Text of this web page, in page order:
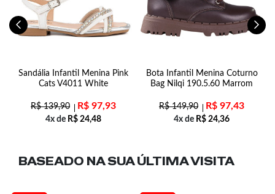
Sandália Infantil Menina Pink
Cats V4011 White
R$139,90 R$ 97,93
4x de R$ 24,48
Bota Infantil Menina Coturno
Bag Nilqi 190.5.60 Marrom
R$149,90 R$ 97,43
4x de R$ 24,36
BASEADO NA SUAÚLTIMA VISITA